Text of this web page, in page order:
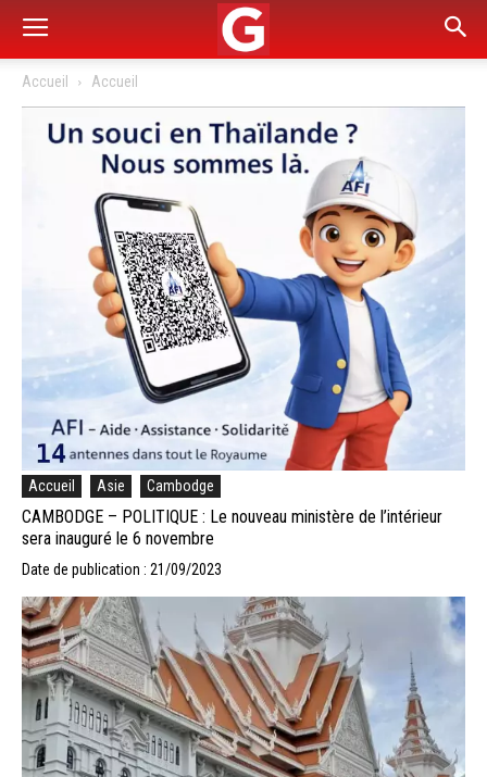
Accueil Accueil
Accueil Asie Cambodge
CAMBODGE – POLITIQUE : Le nouveau ministère de l’intérieur
sera inauguré le 6 novembre
Date de publication : 21/09/2023